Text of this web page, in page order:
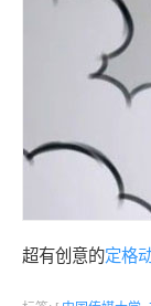
超有创意的定格